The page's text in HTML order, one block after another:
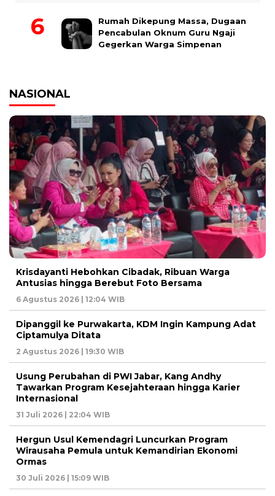
Rumah Dikepung Massa, Dugaan
Pencabulan Oknum Guru Ngaji
Gegerkan Warga Simpenan
NASIONAL
Krisdayanti Hebohkan Cibadak, Ribuan Warga
Antusias hingga Berebut Foto Bersama
6 Agustus 2026 | 12:04 WIB
Dipanggil ke Purwakarta, KDM Ingin Kampung Adat
Ciptamulya Ditata
2 Agustus 2026 | 19:30 WIB
Usung Perubahan di PWI Jabar, Kang Andhy
Tawarkan Program Kesejahteraan hingga Karier
Internasional
31 Juli 2026 | 22:04 WIB
Hergun Usul Kemendagri Luncurkan Program
Wirausaha Pemula untuk Kemandirian Ekonomi
Ormas
30 Juli 2026 | 15:09 WIB